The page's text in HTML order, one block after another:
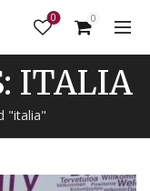
0 0
ITALIA
"italia"